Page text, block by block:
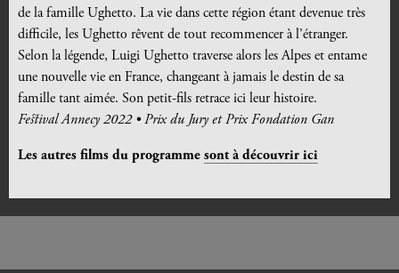
de la famille Ughetto. La vie dans cette région étant devenue très
difficile, les Ughetto rêvent de tout recommencer à l’étranger.
Selon la légende, Luigi Ughetto traverse alors les Alpes et entame
une nouvelle vie en France, changeant à jamais le destin de sa
famille tant aimée. Son petit-fils retrace ici leur histoire.
Festival Annecy 2022 • Prix du Jury et Prix Fondation Gan
Les autres films du programme sont à découvrir ici